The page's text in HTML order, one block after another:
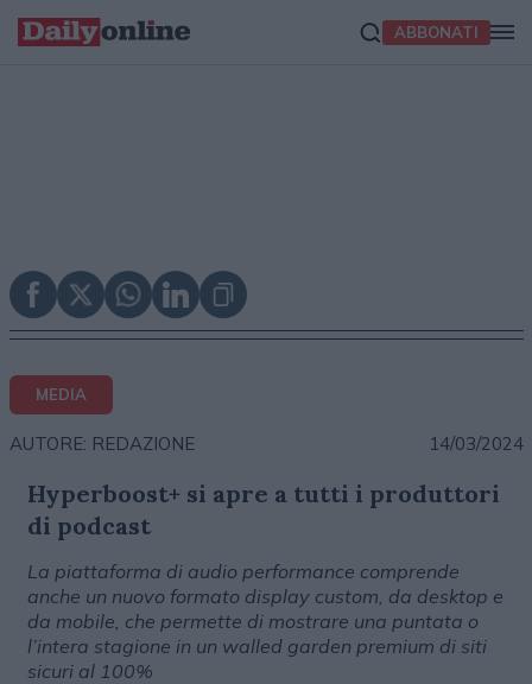
ABBONATI
MEDIA
AUTORE: REDAZIONE 14/03/2024
Hyperboost+ si apre a tutti i produttori
di podcast
La piattaforma di audio performance comprende
anche un nuovo formato display custom, da desktop e
da mobile, che permette di mostrare una puntata o
l’intera stagione in un walled garden premium di siti
sicuri al 100%